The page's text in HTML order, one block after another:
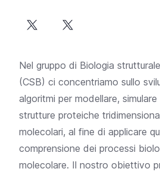
Nel gruppo di Biologia
(CSB) ci concentriamo sullo
algoritmi per modellare,
strutture proteiche
molecolari, al fine di applicare
comprensione dei processi
molecolare. Il nostro obiettivo